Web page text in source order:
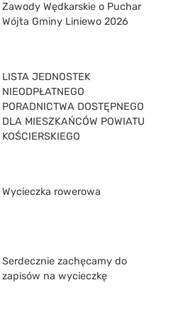
Zawody Wędkarskie o Puchar
Wójta Gminy Liniewo 2026
LISTA JEDNOSTEK
NIEODPŁATNEGO
PORADNICTWA DOSTĘPNEGO
DLA MIESZKAŃCÓW POWIATU
KOŚCIERSKIEGO
Wycieczka rowerowa
Serdecznie zachęcamy do
zapisów na wycieczkę